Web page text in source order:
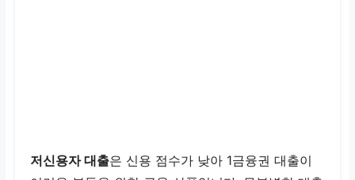
저신용자 대출은 신용 점수가 낮아 1금융권 대출이